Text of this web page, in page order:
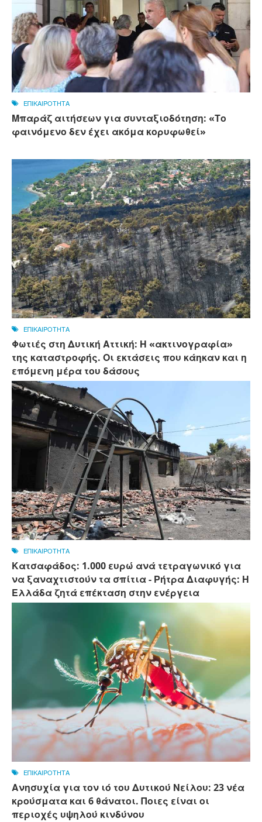
ΕΠΙΚΑΙΡΟΤΗΤΑ
Μπαράζ αιτήσεων για συνταξιοδότηση: «Το
φαινόμενο δεν έχει ακόμα κορυφωθεί»
ΕΠΙΚΑΙΡΟΤΗΤΑ
Φωτιές στη Δυτική Αττική: Η «ακτινογραφία»
της καταστροφής. Οι εκτάσεις που κάηκαν και η
επόμενη μέρα του δάσους
ΕΠΙΚΑΙΡΟΤΗΤΑ
Κατσαφάδος: 1.000 ευρώ ανά τετραγωνικό για
να ξαναχτιστούν τα σπίτια - Ρήτρα Διαφυγής: Η
Ελλάδα ζητά επέκταση στην ενέργεια
ΕΠΙΚΑΙΡΟΤΗΤΑ
Ανησυχία για τον ιό του Δυτικού Νείλου: 23 νέα
κρούσματα και 6 θάνατοι. Ποιες είναι οι
περιοχές υψηλού κινδύνου